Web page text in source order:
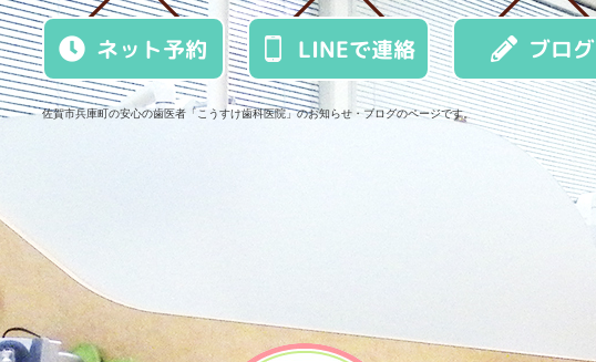
ネット予約 LINEで連絡 ブログ
佐賀市兵庫町の安心の歯医者「こうすけ歯科医院」のお知らせ・ブログのページです。